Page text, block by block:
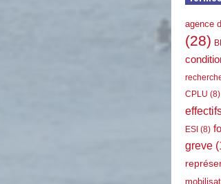
agence
(28)
CPLU (8)
ESI (8)
greve